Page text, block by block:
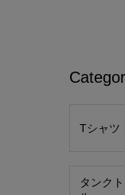
Tシャツ
タンク